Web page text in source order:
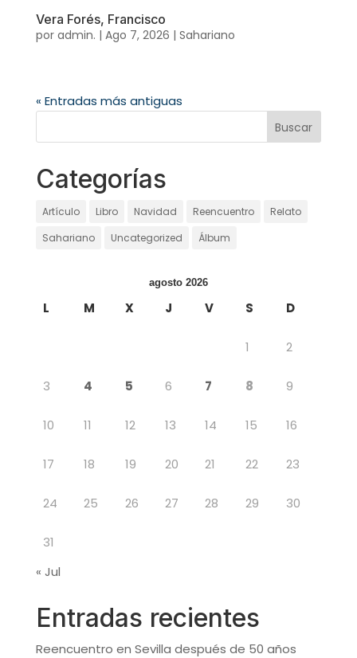
Vera Forés, Francisco
por admin. | Ago 7, 2026 | Sahariano
« Entradas más antiguas
Categorías
Artículo Libro Navidad Reencuentro
Relato
Sahariano
Uncategorized Álbum
agosto 2026
L M X J V S D
1 2
3 4 5 6 7 8 9
10 11 12 13 14 15 16
17 18 19 20 21 22 23
24 25 26 27 28 29 30
31
« Jul
Entradas recientes
Reencuentro en Sevilla después de 50 años